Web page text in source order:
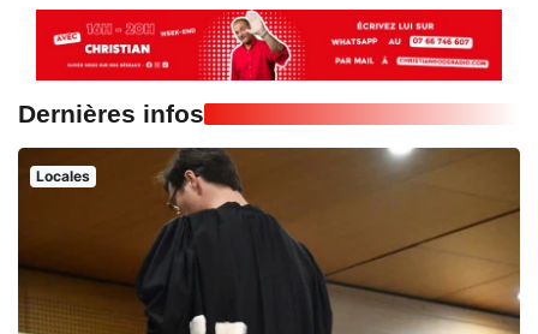
Dernières infos
Locales